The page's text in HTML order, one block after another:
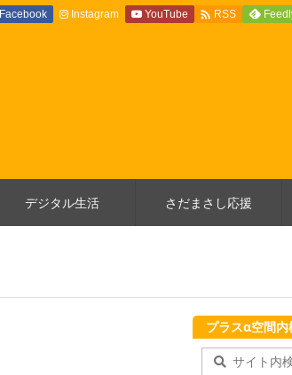
デジタル生活 さだまさし応援
Facebook Instagram YouTube  RSS
プラスα空間内